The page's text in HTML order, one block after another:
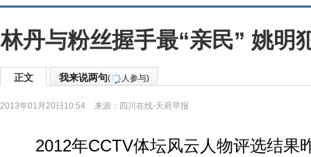
林丹与粉丝握手最“亲民” 姚明
正文 我来说两句( 人参与)
2013年01月20日10:54 来源： 四川在线-天府早报
2012年CCTV体坛风云人物评选结果